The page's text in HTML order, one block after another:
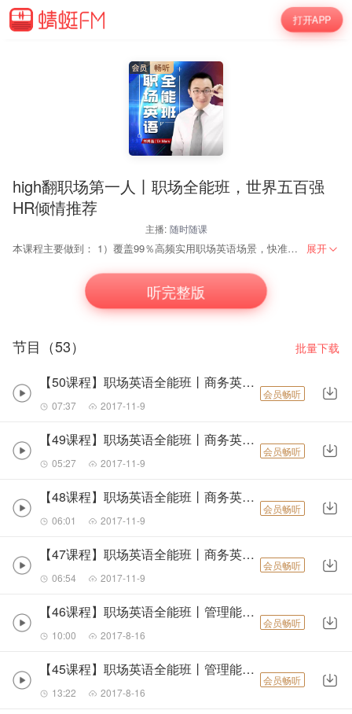
打开APP
high翻职场第一人丨职场全能班，世界五百强
HR倾情推荐
主播: 随时随课
本课程主要做到： 1）覆盖99％高频实用职场英语场景，快准狠地解决职场英文难题，全面提升实战职场英语能力； 2）揭秘职场沟通技巧，传授“高深”国际商务谈判理念，实现职场快速晋升； 3）渗透国际商务礼仪和跨文化交际，全面提升商务职业素养。
◎被百花齐放的商务英语、职场英语书籍和各种网站弄得头昏眼花，感到
◎希望通过英语提高职场竞争力但不知道该怎么学，学了不知道如何运用
南开大学商学院博士，全国知名顶尖商务英语专家刘博强为你带来全面的
1）覆盖99％高频实用职场英语场景，快准狠地解决职场英文难题，全面
2）揭秘职场沟通技巧，传授“高深”国际商务谈判理念，实现职场快速晋升
3）渗透国际商务礼仪和跨文化交际，全面提升商务职业素养。
适宜人群：
1、即将迈入职场有志于进入国际化、外向型企业的的本科生、硕士毕业生
2、准备调整工作、想要晋升的职场白领或中层管理者；
展开
听完整版
节目（53） 批量下载
【50课程】职场英语全能班丨商务英文邮件之邮件咨询
07:37 2017-11-9
会员畅听
【49课程】职场英语全能班丨商务英文邮件申明需求
05:27 2017-11-9
会员畅听
【48课程】职场英语全能班丨商务英文邮件九大原则2
06:01 2017-11-9
会员畅听
【47课程】职场英语全能班丨商务英文邮件九大原则1
06:54 2017-11-9
会员畅听
【46课程】职场英语全能班丨管理能量而非时间2
10:00 2017-8-16
会员畅听
【45课程】职场英语全能班丨管理能量而非时间
13:22 2017-8-16
会员畅听